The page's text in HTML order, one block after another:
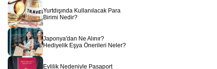
program hazırladık.
versiyonlarımız, bir haftalık bir süre içinde size bir ayda
yaşayabileceğiniz deneyimi sığdırır. Programın akışı, şehirlerarası
geçişlerin yoruculuğunu en aza indirecek şekilde, optimize edilmiş
rotalarla planlanmıştır. Bir sabah Bari’de uyanıp ertesi gün
Napoli’de pizzanızı yiyebilir, turun sonunda ise Sicilya’da gün
batımını izleyebilirsiniz. Her gün yeni bir şehir, yeni bir kültür ve
Yurtdışında Kullanılacak Para
Birimi Nedir?
Japonya'dan Ne Alınır?
Hediyelik Eşya Önerileri Neler?
Evlilik Nedeniyle Pasaport